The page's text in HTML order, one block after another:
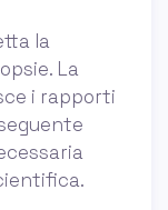
la
La
i rapporti